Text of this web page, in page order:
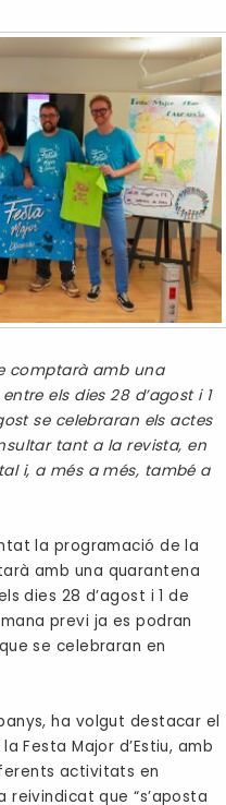
comptarà amb una
els dies 28 d’agost i 1
se celebraran els actes
tant a la revista, en
i, a més a més, també a
la programació de la
amb una quarantena
dies 28 d’agost i 1 de
previ ja es podran
se celebraran en
ha volgut destacar el
Festa Major d’Estiu, amb
activitats en
reivindicat que “s’aposta